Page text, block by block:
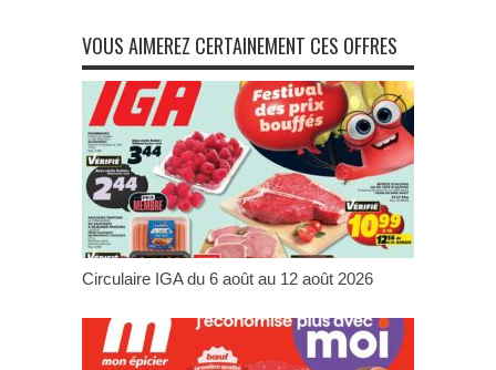
VOUS AIMEREZ CERTAINEMENT CES OFFRES
Circulaire IGA du 6 août au 12 août 2026